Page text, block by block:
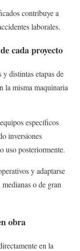
contribuye a
laborales.
cada proyecto
distintas etapas de
la misma maquinaria
específicos
inversiones
uso posteriormente.
y adaptarse
o de gran
obra
en la